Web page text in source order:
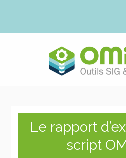
Le rapport
script